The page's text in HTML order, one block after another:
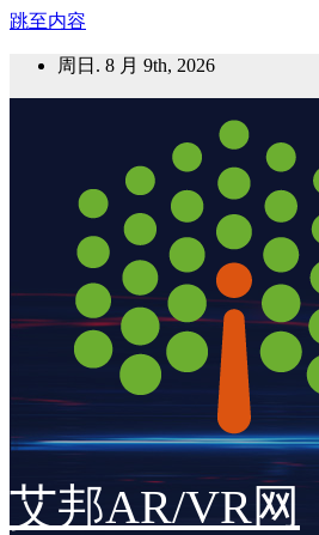
跳至内容
周日. 8 月 9th, 2026
艾邦AR/VR网